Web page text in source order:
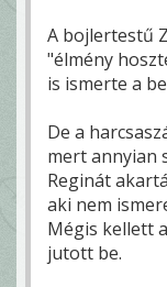
A bojlertestű
"élmény
is ismerte a
De a
mert annyian
Reginát
aki nem
Mégis kellett
jutott be.